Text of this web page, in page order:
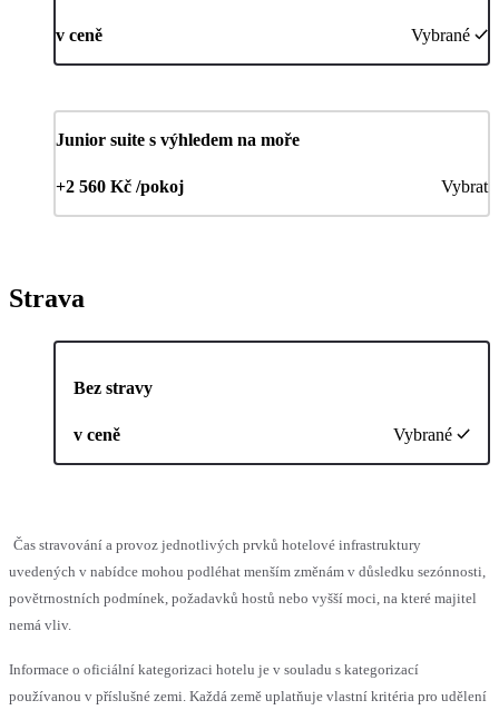
v ceně Vybrané
Junior suite s výhledem na moře
+2 560 Kč /pokoj Vybrat
Strava
Bez stravy
v ceně Vybrané
Čas stravování a provoz jednotlivých prvků hotelové infrastruktury
uvedených v nabídce mohou podléhat menším změnám v důsledku sezónnosti,
povětrnostních podmínek, požadavků hostů nebo vyšší moci, na které majitel
nemá vliv.
Informace o oficiální kategorizaci hotelu je v souladu s kategorizací
používanou v příslušné zemi. Každá země uplatňuje vlastní kritéria pro udělení